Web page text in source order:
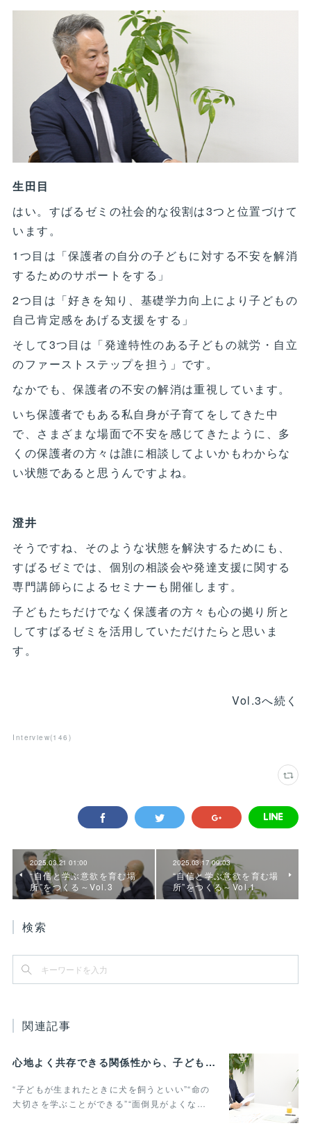
生田目
はい。すばるゼミの社会的な役割は3つと位置づけて
います。
1つ目は「保護者の自分の子どもに対する不安を解消
するためのサポートをする」
2つ目は「好きを知り、基礎学力向上により子どもの
自己肯定感をあげる支援をする」
そして3つ目は「発達特性のある子どもの就労・自立
のファーストステップを担う」です。
なかでも、保護者の不安の解消は重視しています。
いち保護者でもある私自身が子育てをしてきた中
で、さまざまな場面で不安を感じてきたように、多
くの保護者の方々は誰に相談してよいかもわからな
い状態であると思うんですよね。
澄井
そうですね、そのような状態を解決するためにも、
すばるゼミでは、個別の相談会や発達支援に関する
専門講師らによるセミナーも開催します。
子どもたちだけでなく保護者の方々も心の拠り所と
してすばるゼミを活用していただけたらと思いま
す。
Vol.3へ続く
Interview(146 )
2025.03.21 01:00
“自信と学ぶ意欲を育む場
所”をつくる～Vol.3
2025.03.17 09:03
“自信と学ぶ意欲を育む場
所”をつくる～Vol.1
検索
関連記事
心地よく共存できる関係性から、子どもの発達に動物がよりよい影響を与える Vol.3
“子どもが生まれたときに犬を飼うといい”“命の
大切さを学ぶことができる”“面倒見がよくな…